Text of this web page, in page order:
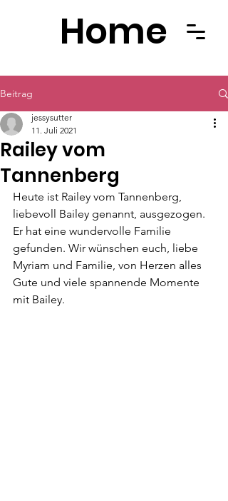
Home
Beitrag
Railey vom
Tannenberg
jessysutter
11. Juli 2021
Heute ist Railey vom Tannenberg,
liebevoll Bailey genannt, ausgezogen.
Er hat eine wundervolle Familie
gefunden. Wir wünschen euch, liebe
Myriam und Familie, von Herzen alles
Gute und viele spannende Momente
mit Bailey.